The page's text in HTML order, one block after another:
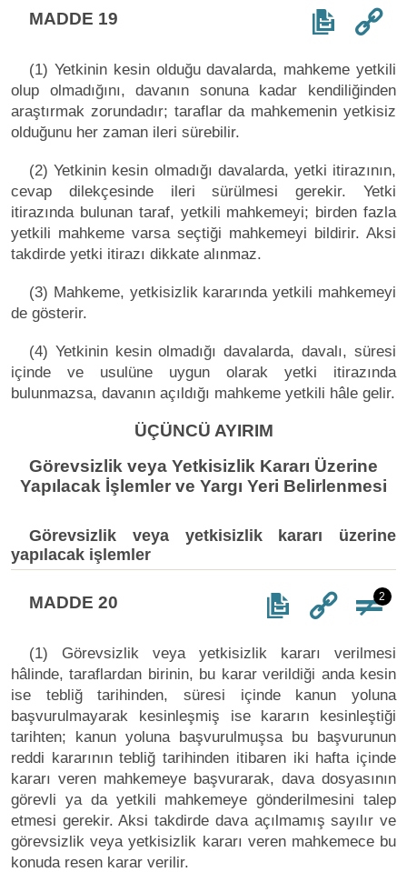
MADDE 19
(1) Yetkinin kesin olduğu davalarda, mahkeme yetkili
olup olmadığını, davanın sonuna kadar kendiliğinden
araştırmak zorundadır; taraflar da mahkemenin yetkisiz
olduğunu her zaman ileri sürebilir.
(2) Yetkinin kesin olmadığı davalarda, yetki itirazının,
cevap dilekçesinde ileri sürülmesi gerekir. Yetki
itirazında bulunan taraf, yetkili mahkemeyi; birden fazla
yetkili mahkeme varsa seçtiği mahkemeyi bildirir. Aksi
takdirde yetki itirazı dikkate alınmaz.
(3) Mahkeme, yetkisizlik kararında yetkili mahkemeyi
de gösterir.
(4) Yetkinin kesin olmadığı davalarda, davalı, süresi
içinde ve usulüne uygun olarak yetki itirazında
bulunmazsa, davanın açıldığı mahkeme yetkili hâle gelir.
ÜÇÜNCÜ AYIRIM
Görevsizlik veya Yetkisizlik Kararı Üzerine
Yapılacak İşlemler ve Yargı Yeri Belirlenmesi
Görevsizlik veya yetkisizlik kararı üzerine
yapılacak işlemler
MADDE 20 2
(1) Görevsizlik veya yetkisizlik kararı verilmesi
hâlinde, taraflardan birinin, bu karar verildiği anda kesin
ise tebliğ tarihinden, süresi içinde kanun yoluna
başvurulmayarak kesinleşmiş ise kararın kesinleştiği
tarihten; kanun yoluna başvurulmuşsa bu başvurunun
reddi kararının tebliğ tarihinden itibaren iki hafta içinde
kararı veren mahkemeye başvurarak, dava dosyasının
görevli ya da yetkili mahkemeye gönderilmesini talep
etmesi gerekir. Aksi takdirde dava açılmamış sayılır ve
görevsizlik veya yetkisizlik kararı veren mahkemece bu
konuda resen karar verilir.